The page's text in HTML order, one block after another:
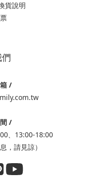
貨說明
/
/
、13:00-18:00
，請見諒）